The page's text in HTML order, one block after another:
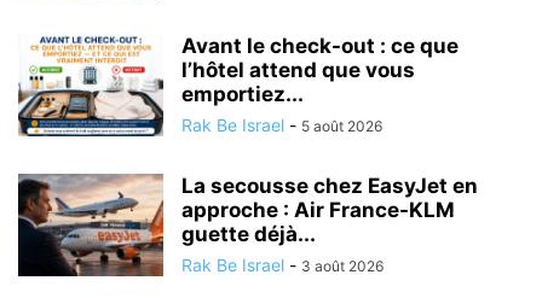
Avant le check-out : ce que
l’hôtel attend que vous
emportiez...
Rak Be Israel - 5 août 2026
La secousse chez EasyJet en
approche : Air France-KLM
guette déjà...
Rak Be Israel - 3 août 2026